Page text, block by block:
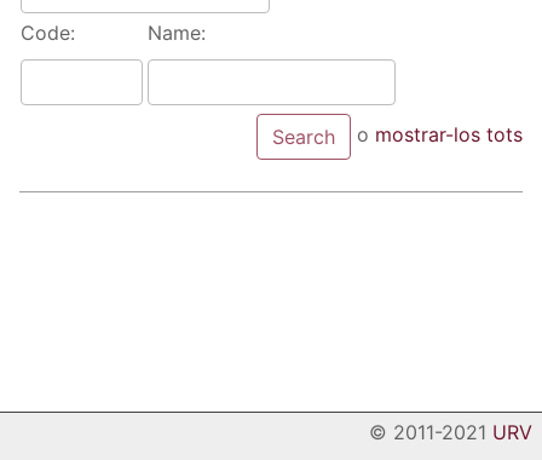
Code: Name:
o mostrar-los tots
© 2011-2021 URV